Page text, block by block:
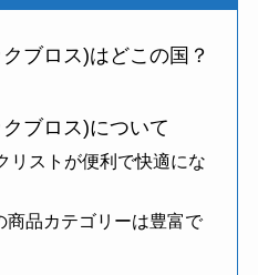
ブロス)はどこの国？
ブロス)について
リストが便利で快適にな
商品カテゴリーは豊富で